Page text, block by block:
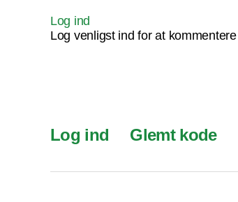
Log ind
Log venligst ind for at kommentere
Log ind Glemt kode